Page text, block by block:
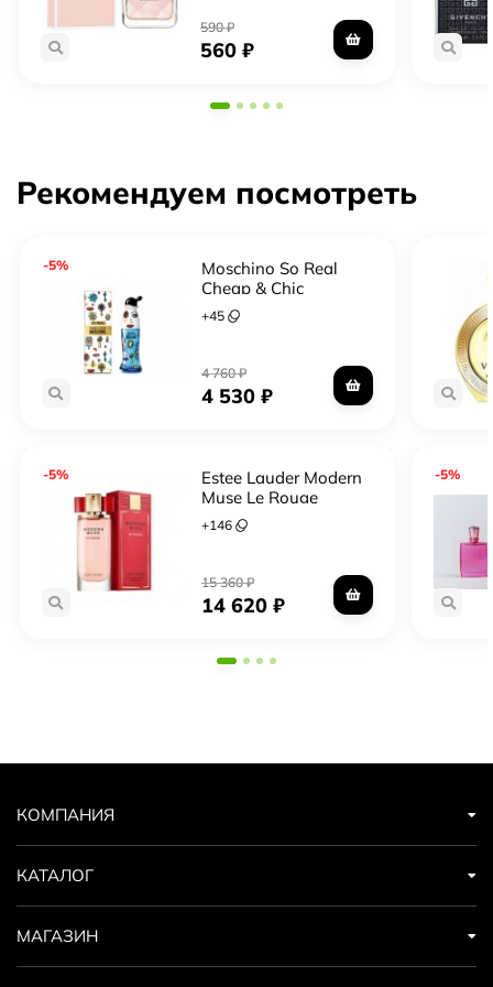
590₽
560₽
Рекомендуем посмотреть
-5%
Moschino So Real
Cheap & Chic
+45
4 760₽
4 530 ₽
-5%
Estee Lauder Modern
Muse Le Rouge
+146
15 360₽
14 620 ₽
-5%
КОМПАНИЯ
КАТАЛОГ
МАГАЗИН